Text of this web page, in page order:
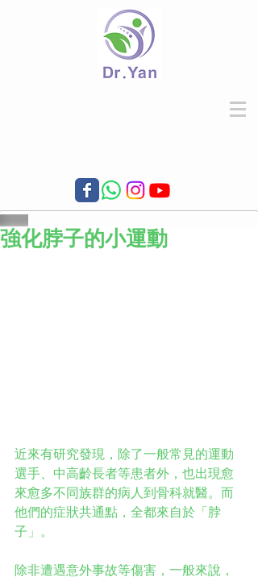
強化脖子的小運動
近來有研究發現，除了一般常見的運動
選手、中高齡長者等患者外，也出現愈
來愈多不同族群的病人到骨科就醫。而
他們的症狀共通點，全都來自於「脖
子」。
除非遭遇意外事故等傷害，一般來說，